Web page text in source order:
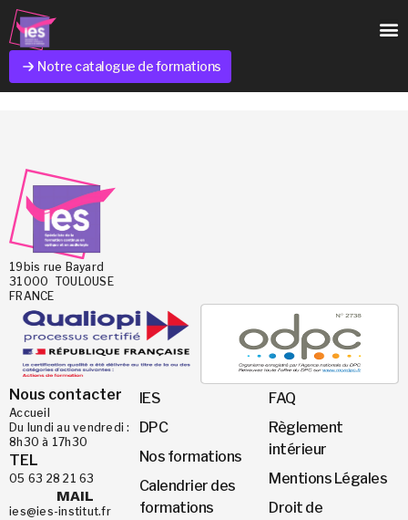
Notre catalogue de formations
19bis rue Bayard
31000 TOULOUSE
FRANCE
Nous contacter
Accueil
Du lundi au vendredi :
8h30 à 17h30
TEL
05 63 28 21 63
MAIL
ies@ies-institut.fr
IES
DPC
Nos formations
Calendrier des
formations
FAQ
Règlement
intérieur
Mentions Légales
Droit de